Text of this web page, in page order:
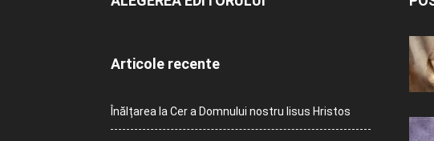
Articole recente
Înălțarea la Cer a Domnului nostru Iisus Hristos